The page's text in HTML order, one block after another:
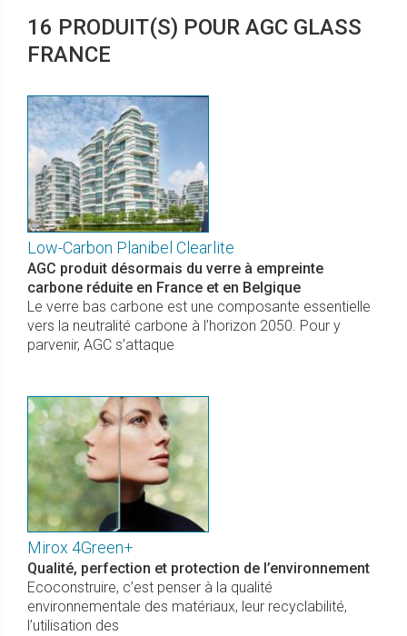
16 PRODUIT(S) POUR AGC GLASS
FRANCE
Low-Carbon Planibel Clearlite
AGC produit désormais du verre à empreinte
carbone réduite en France et en Belgique
Le verre bas carbone est une composante essentielle
vers la neutralité carbone à l’horizon 2050. Pour y
parvenir, AGC s’attaque
Mirox 4Green+
Qualité, perfection et protection de l’environnement
Ecoconstruire, c’est penser à la qualité
environnementale des matériaux, leur recyclabilité,
l’utilisation des